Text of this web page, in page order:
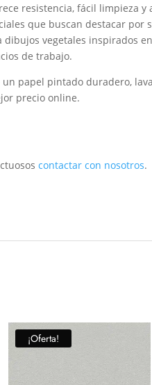
resistencia, fácil limpieza y
que buscan destacar por
vegetales inspirados
de trabajo.
papel pintado duradero,
precio online.
contactar con nosotros.
¡Oferta!